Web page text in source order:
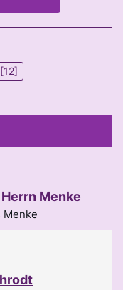
[12]
Menke
Menke